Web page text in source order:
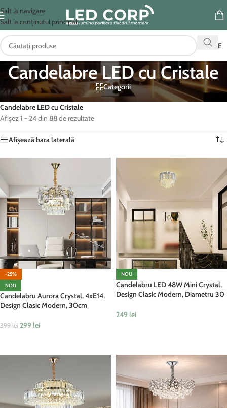
Salt la navigare
Salt la conținutul principal
OFERTE
Candelabre LED cu Cristale
Categorii
Prima pagină/Iluminat Interior/Candelabre moderne /
Candelabre LED cu Cristale
Afișez 1 - 24 din 88 de rezultate
Afișează bara laterală
-25%
NOU
Candelabru Aurora Crystal, 4xE14,
Design Clasic Modern, 30cm
399lei 299 lei
NOU
Candelabru LED 48W Mini Crystal,
Design Clasic Modern, Diametru 30
249 lei